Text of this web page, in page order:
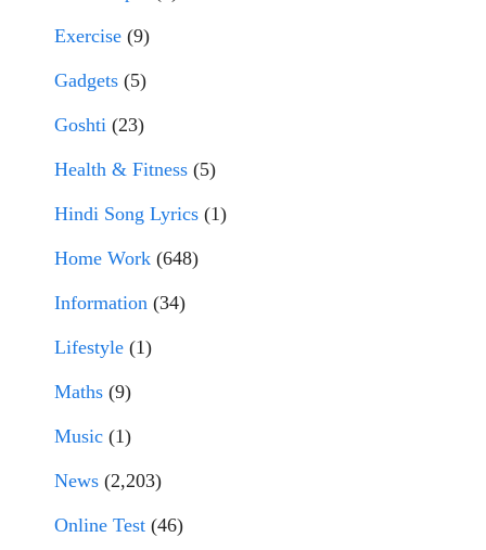
Exercise (9)
Gadgets (5)
Goshti (23)
Health & Fitness (5)
Hindi Song Lyrics (1)
Home Work (648)
Information (34)
Lifestyle (1)
Maths (9)
Music (1)
News (2,203)
Online Test (46)